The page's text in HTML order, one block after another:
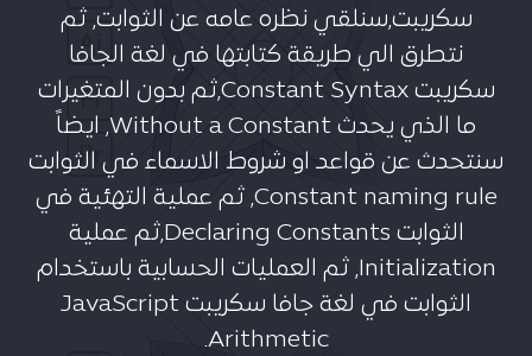
سكريبت,سنلقي نظره عامه عن الثوابت, ثم
نتطرق الي طريقة كتابتها في لغة الجافا
سكريبت Constant Syntax,ثم بدون المتغيرات
ما الذي يحدث Without a Constant, ايضاً
سنتحدث عن قواعد او شروط الاسماء في الثوابت
Constant naming rule, ثم عملية التهئية في
الثوابت Declaring Constants,ثم عملية
Initialization, ثم العمليات الحسابية باستخدام
الثوابت في لغة جافا سكريبت JavaScript
Arithmetic.